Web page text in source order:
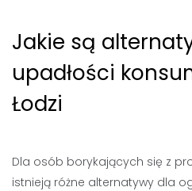
Jakie są
upadłości
Łodzi
Dla osób borykających się z
istnieją różne alternatywy dla